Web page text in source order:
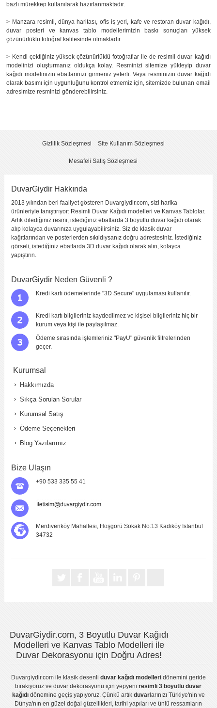
bazlı mürekkep kullanılarak hazırlanmaktadır.
> Manzara resimli, dünya haritası, ofis iş yeri, kafe ve restoran duvar kağıdı,
duvar posteri ve kanvas tablo modellerimizin baskı sonuçları yüksek
çözünürlüklü fotoğraf kalitesinde olmaktadır.
> Kendi çektiğiniz yüksek çözünürlüklü fotoğraflar ile de resimli duvar kağıdı
modelinizi oluşturmanız oldukça kolay. Resminizi sitemize yükleyip duvar
kağıdı modelinizin ebatlarınızı girmeniz yeterli. Veya resminizin duvar kağıdı
olarak basımı için uygunluğunu kontrol etmemiz için, sitemizde bulunan email
adresimize resminizi gönderebilirsiniz.
Gizlilik Sözleşmesi Site Kullanım Sözleşmesi
Mesafeli Satış Sözleşmesi
DuvarGiydir Hakkında
2013 yılından beri faaliyet gösteren Duvargiydir.com, sizi harika
ürünleriyle tanıştırıyor: Resimli Duvar Kağıdı modelleri ve Kanvas Tablolar.
Artık dilediğiniz resmi, istediğiniz ebatlarda 3 boyutlu duvar kağıdı olarak
alıp kolayca duvarınıza uygulayabilirsiniz. Siz de klasik duvar
kağıtlarından ve posterlerden sıkıldıysanız doğru adrestesiniz. İstediğiniz
görseli, istediğiniz ebatlarda 3D duvar kağıdı olarak alın, kolayca
yapıştırın.
DuvarGiydir Neden Güvenli ?
Kredi kartı ödemelerinde "3D Secure" uygulaması kullanılır.
Kredi kartı bilgileriniz kaydedilmez ve kişisel bilgileriniz hiç bir
kurum veya kişi ile paylaşılmaz.
Ödeme sırasında işlemleriniz "PayU" güvenlik filtrelerinden
geçer.
Kurumsal
Hakkımızda
Sıkça Sorulan Sorular
Kurumsal Satış
Ödeme Seçenekleri
Blog Yazılarımız
Bize Ulaşın
+90 533 335 55 41
Merdivenköy Mahallesi, Hoşgörü Sokak No:13 Kadıköy İstanbul
34732
DuvarGiydir.com, 3 Boyutlu Duvar Kağıdı
Modelleri ve Kanvas Tablo Modelleri ile
Duvar Dekorasyonu için Doğru Adres!
Duvargiydir.comile klasik desenli duvar kağıdı modelleridönemini geride
bırakıyoruz veduvar dekorasyonu için yepyeniresimli 3 boyutlu duvar
kağıdıdönemine geçiş yapıyoruz. Çünkü artık duvarlarınızı Türkiye'nin ve
Dünya'nın en güzel doğal güzellikleri, tarihi yapıları ve ünlü ressamların